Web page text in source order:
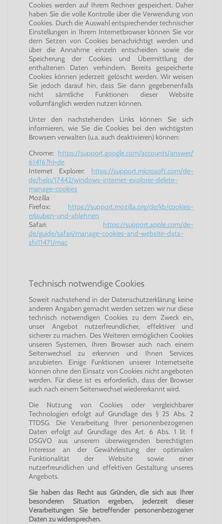
Cookies werden auf Ihrem Rechner gespeichert. Daher
haben Sie die volle Kontrolle über die Verwendung von
Cookies. Durch die Auswahl entsprechender technischer
Einstellungen in Ihrem Internetbrowser können Sie vor
dem Setzen von Cookies benachrichtigt werden und
über die Annahme einzeln entscheiden sowie die
Speicherung der Cookies und Übermittlung der
enthaltenen Daten verhindern. Bereits gespeicherte
Cookies können jederzeit gelöscht werden. Wir weisen
Sie jedoch darauf hin, dass Sie dann gegebenenfalls
nicht sämtliche Funktionen dieser Website
vollumfänglich werden nutzen können.
Unter den nachstehenden Links können Sie sich
informieren, wie Sie die Cookies bei den wichtigsten
Browsern verwalten (u.a. auch deaktivieren) können:
Chrome: https://support.google.com/accounts/answer/
61416?hl=de
Internet Explorer: https://support.microsoft.com/de-
de/help/17442/windows-internet-explorer-delete-
manage-cookies
Mozilla
Firefox: https://support.mozilla.org/de/kb/cookies-
erlauben-und-ablehnen
Safari: https://support.apple.com/de-
de/guide/safari/manage-cookies-and-website-data-
sfri11471/mac
Technisch notwendige Cookies
Soweit nachstehend in der Datenschutzerklärung keine
anderen Angaben gemacht werden setzen wir nur diese
technisch notwendigen Cookies zu dem Zweck ein,
unser Angebot nutzerfreundlicher, effektiver und
sicherer zu machen. Des Weiteren ermöglichen Cookies
unseren Systemen, Ihren Browser auch nach einem
Seitenwechsel zu erkennen und Ihnen Services
anzubieten. Einige Funktionen unserer Internetseite
können ohne den Einsatz von Cookies nicht angeboten
werden. Für diese ist es erforderlich, dass der Browser
auch nach einem Seitenwechsel wiedererkannt wird.
Die Nutzung von Cookies oder vergleichbarer
Technologien erfolgt auf Grundlage des § 25 Abs. 2
TTDSG. Die Verarbeitung Ihrer personenbezogenen
Daten erfolgt auf Grundlage des Art. 6 Abs. 1 lit. f
DSGVO aus unserem überwiegenden berechtigten
Interesse an der Gewährleistung der optimalen
Funktionalität der Website sowie einer
nutzerfreundlichen und effektiven Gestaltung unseres
Angebots.
Sie haben das Recht aus Gründen, die sich aus Ihrer
besonderen Situation ergeben, jederzeit dieser
Verarbeitungen Sie betreffender personenbezogener
Daten zu widersprechen.